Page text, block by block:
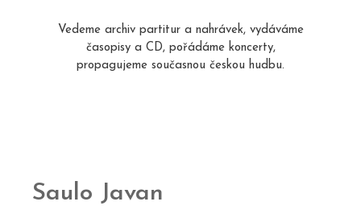
Vedeme archiv partitur a nahrávek, vydáváme
časopisy a CD, pořádáme koncerty,
propagujeme současnou českou hudbu.
Saulo Javan